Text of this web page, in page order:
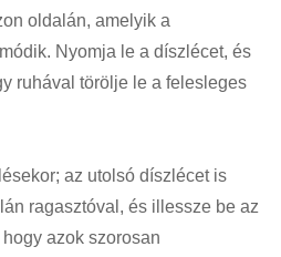
oldalán, amelyik a
Nyomja le a díszlécet, és
ruhával törölje le a felesleges
az utolsó díszlécet is
ragasztóval, és illessze be az
azok szorosan